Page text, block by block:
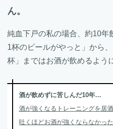
ん。
純血下戸の私の場合、約10年
1杯のビールがやっと」から
杯」まではお酒が飲めるよう
酒が飲めずに苦しんだ10年…
酒が強くなるトレーニングを居
吐くほどお酒が強くならなかっ